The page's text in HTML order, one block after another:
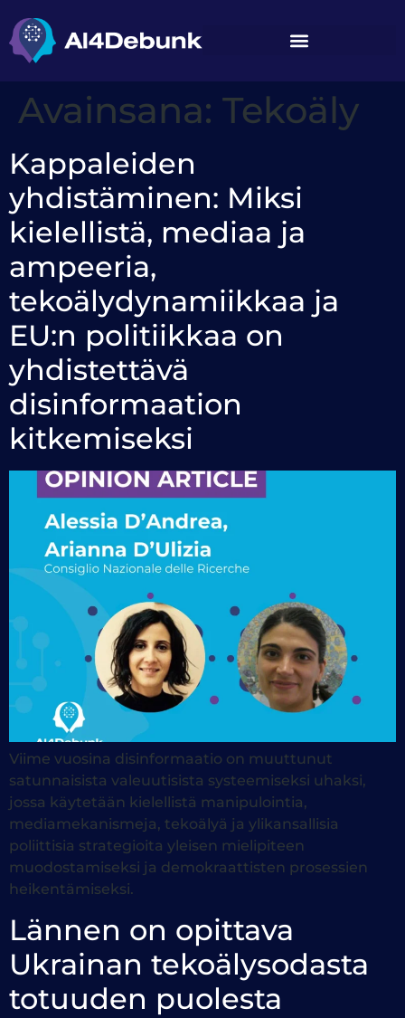
Avainsana: Tekoäly
Kappaleiden
yhdistäminen: Miksi
kielellistä, mediaa ja
ampeeria,
tekoälydynamiikkaa ja
EU:n politiikkaa on
yhdistettävä
disinformaation
kitkemiseksi
Viime vuosina disinformaatio on muuttunut
satunnaisista valeuutisista systeemiseksi uhaksi,
jossa käytetään kielellistä manipulointia,
mediamekanismeja, tekoälyä ja ylikansallisia
poliittisia strategioita yleisen mielipiteen
muodostamiseksi ja demokraattisten prosessien
heikentämiseksi.
Lännen on opittava
Ukrainan tekoälysodasta
totuuden puolesta